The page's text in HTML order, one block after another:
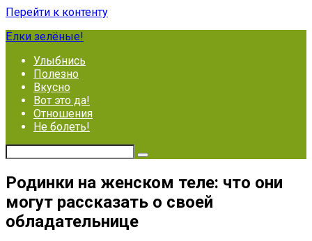
Перейти к контенту
Ёлки зелёные!
Улыбнись
Полезно
Вкусно
Вот это да!
Отношения
Не болеть!
Родинки на женском теле: что они
могут рассказать о своей
обладательнице